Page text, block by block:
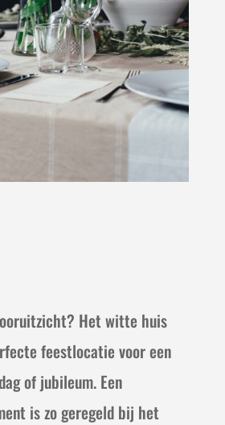
Het witte huis
feestlocatie voor een
of jubileum. Een
is zo geregeld bij het